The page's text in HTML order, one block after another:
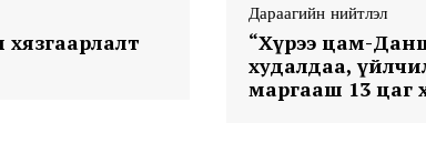
Magazine PRO
Дараагийн нийтлэл
“Хүрээ цам-
худалдаа,
маргааш 13 цаг